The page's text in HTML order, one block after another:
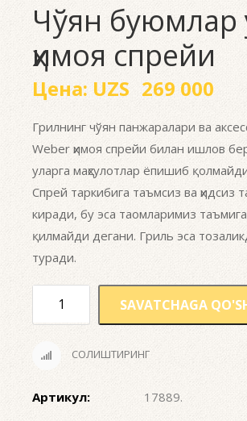
Чўян буюмлар
ҳимоя спрейи
Цена: UZS 269 000
Грилнинг чўян панжаралари ва
Weber ҳимоя спрейи билан ишлов
уларга маҳсулотлар ёпишиб
Спрей таркибига таъмсиз ва ҳидсиз
киради, бу эса таомларимиз
қилмайди дегани. Гриль эса
туради.
SAVATCHAGA
СОЛИШТИРИНГ
Артикул: 17889.